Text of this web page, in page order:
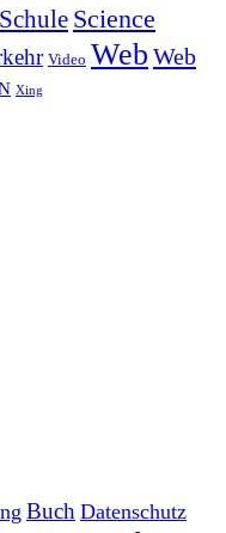
Schule Science
Video Web Web
Xing
Buch Datenschutz